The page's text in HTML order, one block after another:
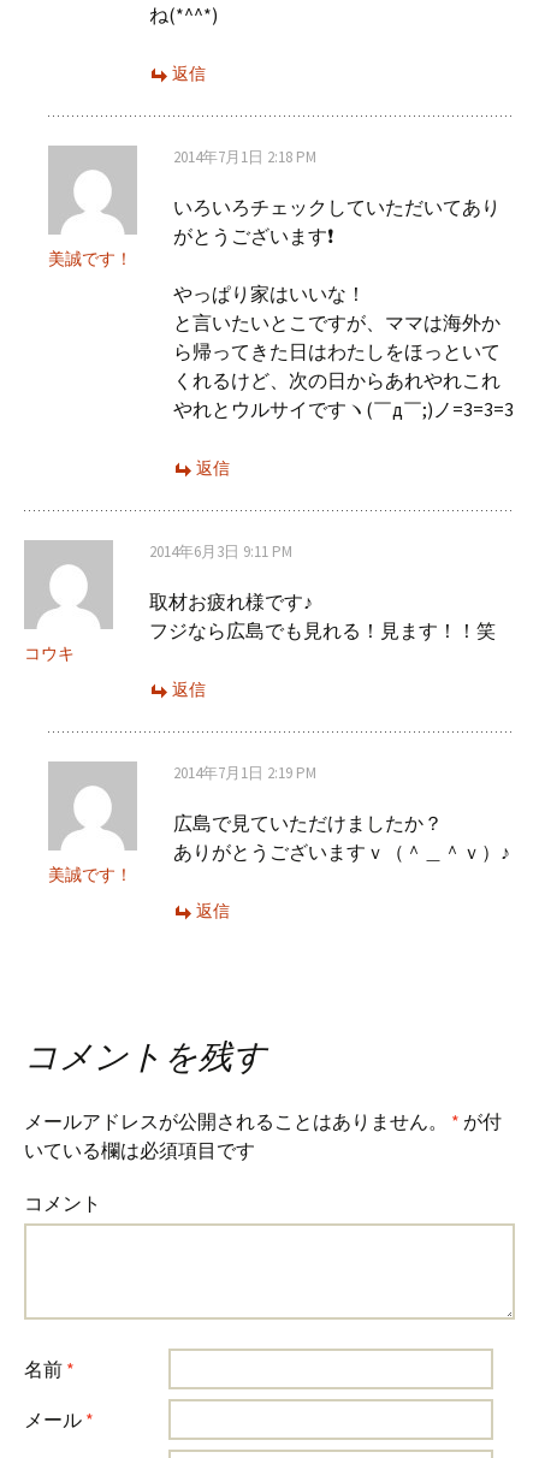
ね(*^^*)
返信
美誠です！
2014年7月1日 2:18 PM
いろいろチェックしていただいてあり
がとうございます❗️
やっぱり家はいいな！
と言いたいとこですが、ママは海外か
ら帰ってきた日はわたしをほっといて
くれるけど、次の日からあれやれこれ
やれとウルサイですヽ(￣д￣;)ノ=3=3=3
返信
コウキ
2014年6月3日 9:11 PM
取材お疲れ様です♪
フジなら広島でも見れる！見ます！！笑
返信
美誠です！
2014年7月1日 2:19 PM
広島で見ていただけましたか？
ありがとうございますｖ（＾＿＾ｖ）♪
返信
コメントを残す
メールアドレスが公開されることはありません。 * が付
いている欄は必須項目です
コメント
名前 *
メール *